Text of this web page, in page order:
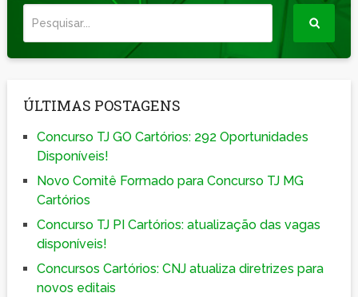
ÚLTIMAS POSTAGENS
Concurso TJ GO Cartórios: 292 Oportunidades
Disponíveis!
Novo Comitê Formado para Concurso TJ MG
Cartórios
Concurso TJ PI Cartórios: atualização das vagas
disponíveis!
Concursos Cartórios: CNJ atualiza diretrizes para
novos editais